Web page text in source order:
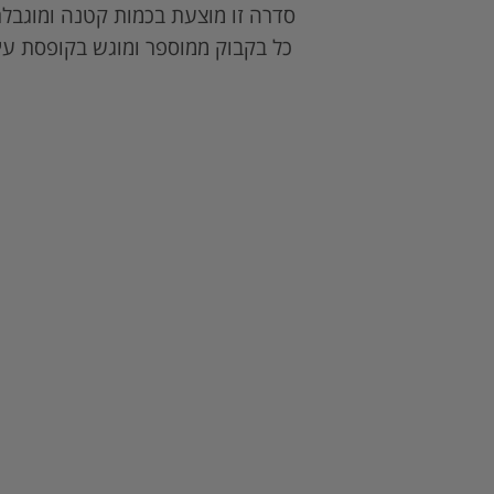
סדרה זו מוצעת בכמות קטנה
כל בקבוק ממוספר ומוגש בקופסת